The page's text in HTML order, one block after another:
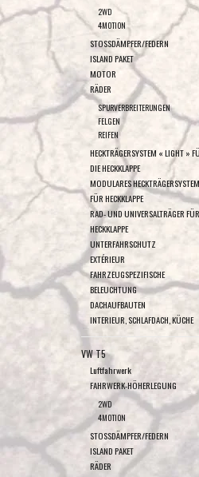
2WD
4MOTION
STOSSDÄMPFER/FEDERN
ISLAND PAKET
MOTOR
RÄDER
SPURVERBREITERUNGEN
FELGEN
REIFEN
HECKTRÄGERSYSTEM « LIGHT »
DIE HECKKLAPPE
MODULARES HECKTRÄGERSYSTEM
FÜR HECKKLAPPE
RAD- UND UNIVERSALTRÄGER
HECKKLAPPE
UNTERFAHRSCHUTZ
EXTÉRIEUR
FAHRZEUGSPEZIFISCHE
BELEUCHTUNG
DACHAUFBAUTEN
INTERIEUR, SCHLAFDACH, KÜCHE
VW T5
Luftfahrwerk
FAHRWERK-HÖHERLEGUNG
2WD
4MOTION
STOSSDÄMPFER/FEDERN
ISLAND PAKET
RÄDER